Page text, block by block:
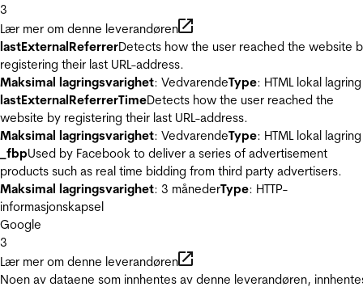
3
Lær mer om denne leverandøren
lastExternalReferrerDetects how the user reached the website
registering their last URL-address.
Maksimal lagringsvarighet: VedvarendeType: HTML lokal lagring
lastExternalReferrerTimeDetects how the user reached the
website by registering their last URL-address.
Maksimal lagringsvarighet: VedvarendeType: HTML lokal lagring
_fbpUsed by Facebook to deliver a series of advertisement
products such as real time bidding from third party advertisers.
Maksimal lagringsvarighet: 3 månederType: HTTP-
informasjonskapsel
Google
3
Lær mer om denne leverandøren
Noen av dataene som innhentes av denne leverandøren,